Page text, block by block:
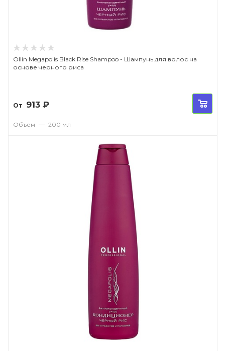
Ollin Megapolis Black Rise Shampoo - Шампунь для волос на
основе черного риса
От 913 ₽
Объем — 200 мл